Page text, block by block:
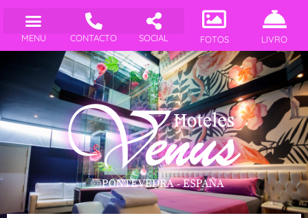
MENU CONTACTO SOCIAL FOTOS LIVRO